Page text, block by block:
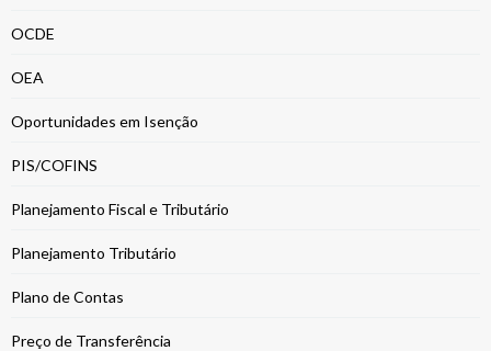
OCDE
OEA
Oportunidades em Isenção
PIS/COFINS
Planejamento Fiscal e Tributário
Planejamento Tributário
Plano de Contas
Preço de Transferência